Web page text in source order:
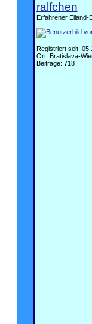
ralfchen
Erfahrener Eiland-
Registriert seit:
Ort: Bratislava-
Beiträge: 718